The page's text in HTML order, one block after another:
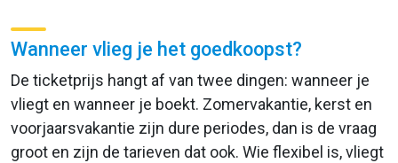
Wanneer vlieg je het goedkoopst?
De ticketprijs hangt af van twee dingen: wanneer je
vliegt en wanneer je boekt. Zomervakantie, kerst en
voorjaarsvakantie zijn dure periodes, dan is de vraag
groot en zijn de tarieven dat ook. Wie flexibel is, vliegt